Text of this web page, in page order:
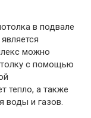
в подвале
можно
с помощью
тепло, а также
воды и газов.